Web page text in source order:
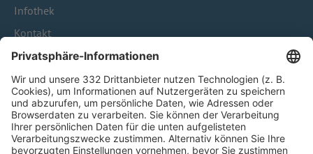
Infothek
Kontakt
HÄUFIG BESUCHTE SEITEN
Pässe und Vereinswechsel
Trainerausbildung
Schulungsangebot Vereinsmitarbeiter